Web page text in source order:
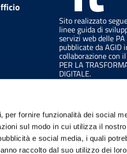
per fornire funzionalità dei social
sul modo in cui utilizza il
e social media, i quali
raccolto dal suo utilizzo dei loro
Sito realizzato
linee guida di
servizi web delle PA
pubblicate da AGID
collaborazione con
PER LA
DIGITALE.